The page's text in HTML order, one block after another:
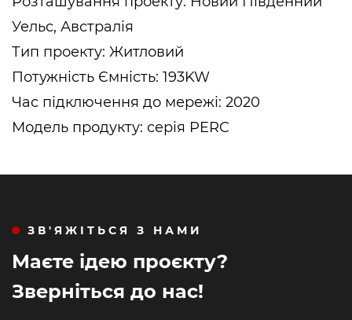
Уельс, Австралія
Тип проекту: Житловий
Потужність Ємність: 193KW
Час підключення до мережі: 2020
Модель продукту: серія PERC
ЗВ'ЯЖІТЬСЯ З НАМИ
Маєте ідею проєкту?
Зверніться до нас!